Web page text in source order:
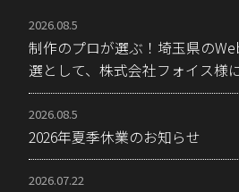
2026.08.5
制作のプロが選ぶ！埼玉県の
選として、株式会社フォイス様
2026.08.5
2026年夏季休業のお知らせ
2026.07.22